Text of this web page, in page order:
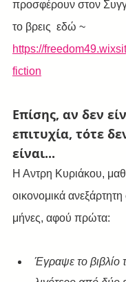
προσφέρουν στον
το βρεις  εδώ ~
https://
fiction
Επίσης, αν δεν
επιτυχία, τότε
είναι...
Η Αντρη Κυριάκου,
οικονομικά ανεξάρτητη
μήνες, αφού πρώτα:
Έγραψε το βιβλίο